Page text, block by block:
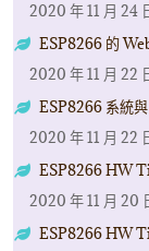
2020 年 11 月 24
ESP8266 的
2020 年 11 月 22
ESP8266 系統
2020 年 11 月 22
ESP8266 HW
2020 年 11 月 20
ESP8266 HW